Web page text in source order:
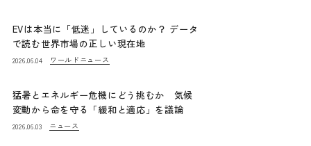
EVは本当に「低迷」しているのか？ データ
で読む世界市場の正しい現在地
2026.06.04 ワールドニュース
猛暑とエネルギー危機にどう挑むか 気候
変動から命を守る「緩和と適応」を議論
2026.06.03 ニュース